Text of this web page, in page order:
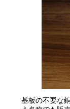
基板の不要な